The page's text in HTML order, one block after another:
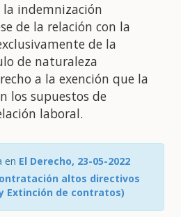
la indemnización
de la relación con la
de la
de naturaleza
a la exención que la
los supuestos de
laboral.
en El Derecho, 23-05-2022
altos directivos
Extinción de contratos)